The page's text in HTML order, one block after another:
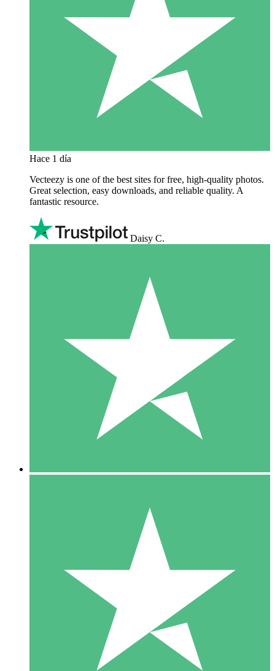
Hace 1 día
Vecteezy is one of the best sites for free, high‑quality photos.
Great selection, easy downloads, and reliable quality. A
fantastic resource.
Daisy C.